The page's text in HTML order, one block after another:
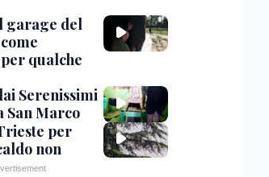
garage del
qualche
Serenissimi
San Marco
per
non